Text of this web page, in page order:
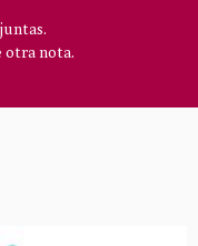
otra nota.